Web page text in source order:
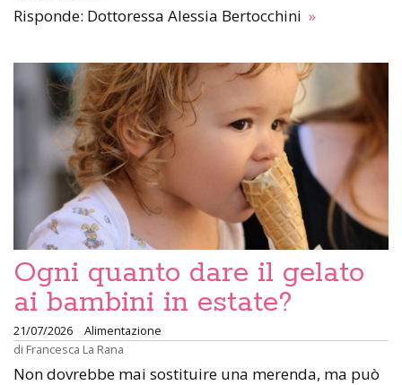
Risponde: Dottoressa Alessia Bertocchini »
Ogni quanto dare il gelato
ai bambini in estate?
21/07/2026
Alimentazione
di Francesca La Rana
Non dovrebbe mai sostituire una merenda, ma può